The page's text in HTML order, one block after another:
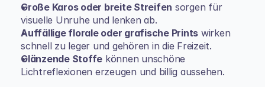
Große Karos oder breite Streifen sorgen für
visuelle Unruhe und lenken ab.
Auffällige florale oder grafische Prints wirken
schnell zu leger und gehören in die Freizeit.
Glänzende Stoffe können unschöne
Lichtreflexionen erzeugen und billig aussehen.